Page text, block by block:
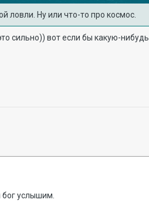
ловли. Ну или что-то про космос.
сильно)) вот если бы какую-
бог услышим.